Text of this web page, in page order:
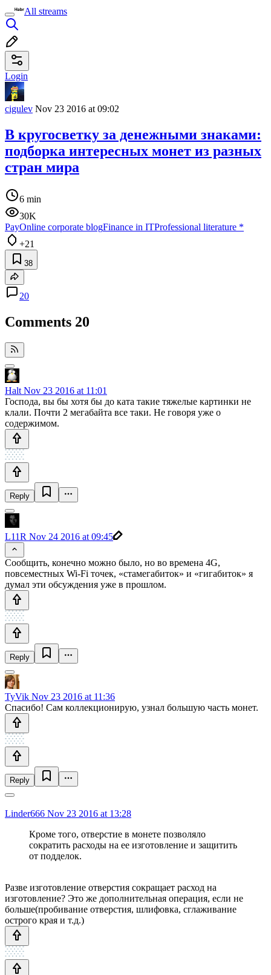
All streams
Login
cigulev Nov 23 2016 at 09:02
В кругосветку за денежными знаками:
подборка интересных монет из разных
стран мира
6 min
30K
PayOnline corporate blogFinance in ITProfessional literature *
+21
38
20
Comments 20
Halt Nov 23 2016 at 11:01
Господа, вы бы хотя бы до ката такие тяжелые картинки не
клали. Почти 2 мегабайта все таки. Не говоря уже о
содержимом.
Reply
L11R Nov 24 2016 at 09:45
Сообщить, конечно можно было, но во времена 4G,
повсеместных Wi-Fi точек, «стамегабиток» и «гигабиток» я
думал эти обсуждения уже в прошлом.
Reply
TyVik Nov 23 2016 at 11:36
Спасибо! Сам коллекционирую, узнал большую часть монет.
Reply
Linder666 Nov 23 2016 at 13:28
Кроме того, отверстие в монете позволяло
сократить расходы на ее изготовление и защитить
от подделок.
Разве изготовление отверстия сокращает расход на
изготовление? Это же дополнительная операция, если не
больше(пробивание отверстия, шлифовка, сглаживание
острого края и т.д.)